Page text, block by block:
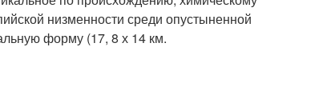
низменности среди опустыненной
форму (17, 8 х 14 км.